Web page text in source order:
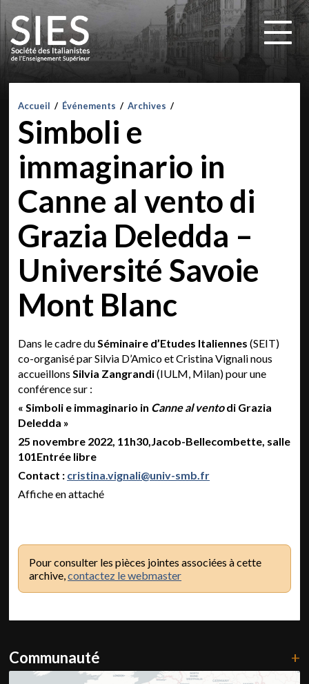
Accueil / Événements / Archives /
Simboli e
immaginario in
Canne al vento di
Grazia Deledda –
Université Savoie
Mont Blanc
Dans le cadre duSéminaire d’Etudes Italiennes (SEIT)
co-organisé par Silvia D’Amico et Cristina Vignali nous
accueillonsSilvia Zangrandi(IULM, Milan) pour une
conférence sur :
« Simboli e immaginario in Canne al ventodi Grazia
Deledda »
25 novembre 2022, 11h30,Jacob-Bellecombette, salle
101Entrée libre
Contact : cristina.vignali@univ-smb.fr
Affiche en attaché
Pour consulter les pièces jointes associées à cette
archive,contactez le webmaster
Communauté +